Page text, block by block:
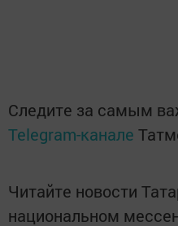
Следите за самым
Telegram-канале
Читайте новости
национальном